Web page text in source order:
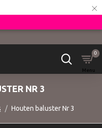
×
0
Houten baluster Nr 3
NR 3